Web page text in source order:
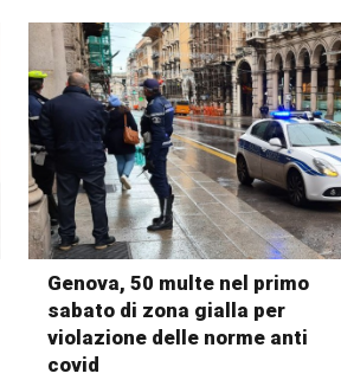
Genova, 50 multe nel primo
sabato di zona gialla per
violazione delle norme anti
covid